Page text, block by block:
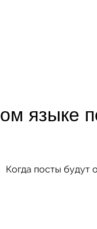
языке
Когда посты будут